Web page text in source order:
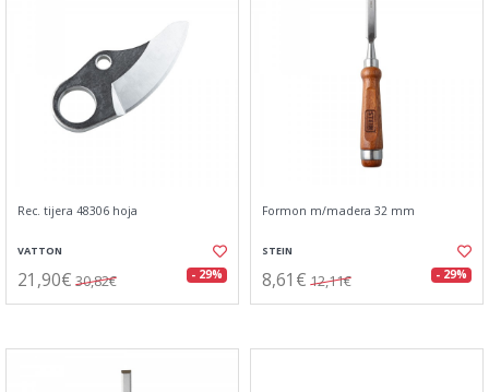
Rec. tijera 48306 hoja
VATTON
21,90€ 30,82€ - 29%
Formon m/madera 32 mm
STEIN
8,61€ 12,11€ - 29%